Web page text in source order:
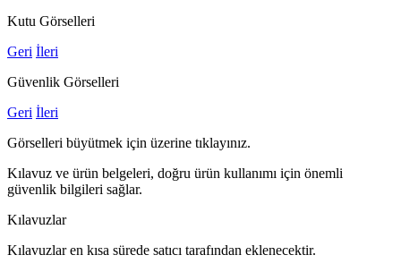
Kutu Görselleri
Geri İleri
Güvenlik Görselleri
Geri İleri
Görselleri büyütmek için üzerine tıklayınız.
Kılavuz ve ürün belgeleri, doğru ürün kullanımı için önemli
güvenlik bilgileri sağlar.
Kılavuzlar
Kılavuzlar en kısa sürede satıcı tarafından eklenecektir.